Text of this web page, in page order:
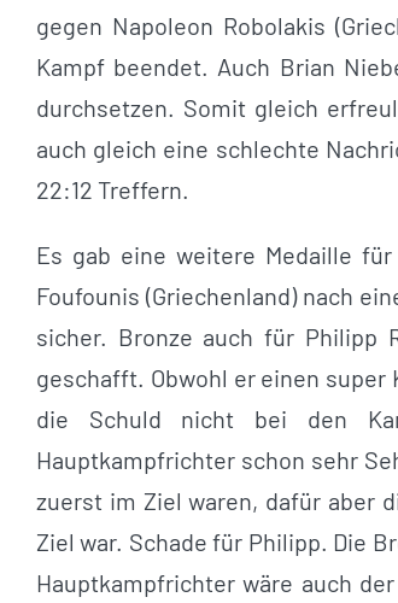
gegen Napoleon Robolakis
Kampf beendet. Auch Brian
durchsetzen. Somit gleich
auch gleich eine schlechte
22:12 Treffern.
Es gab eine weitere Medaille
Foufounis (Griechenland) nach
sicher. Bronze auch für Philipp
geschafft. Obwohl er einen super
die Schuld nicht bei den
Hauptkampfrichter schon sehr
zuerst im Ziel waren, dafür aber
Ziel war. Schade für Philipp. Die
Hauptkampfrichter wäre auch